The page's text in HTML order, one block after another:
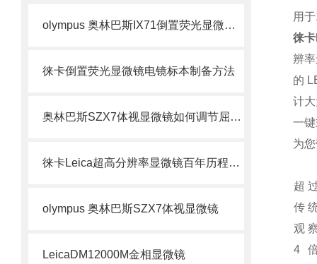
olympus 奥林巴斯IX71倒置荧光显微镜olympus
徕卡倒置荧光显微镜电镜标本制备方法
奥林巴斯SZX7体视显微镜如何调节屈光度
徕卡Leica超高分辨率显微镜百年历程效果更清晰北京徕卡
olympus 奥林巴斯SZX7体视显微镜
LeicaDM12000M金相显微镜
用于
徕卡
辨
的
计
一
为
超
传
观
4